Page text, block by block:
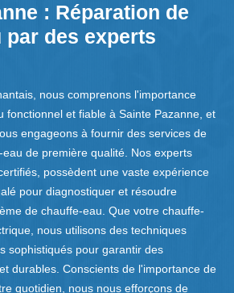
: Réparation de
par des experts
nous comprenons l'importance
fonctionnel et fiable à Sainte Pazanne, et
engageons à fournir des services de
de première qualité. Nos experts
possèdent une vaste expérience
pour diagnostiquer et résoudre
de chauffe-eau. Que votre chauffe-
nous utilisons des techniques
sophistiqués pour garantir des
durables. Conscients de l'importance de
quotidien, nous nous efforçons de